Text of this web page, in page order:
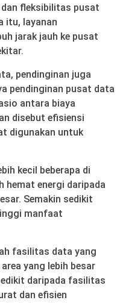
fleksibilitas pusat
itu, layanan
jarak jauh ke pusat
pendinginan juga
pendinginan pusat data
antara biaya
disebut efisiensi
digunakan untuk
kecil beberapa di
hemat energi daripada
Semakin sedikit
manfaat
fasilitas data yang
yang lebih besar
daripada fasilitas
dan efisien